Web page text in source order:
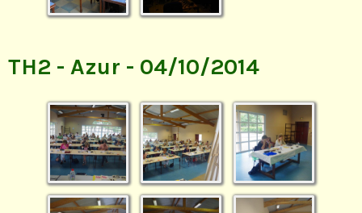
TH2 - Azur - 04/10/2014